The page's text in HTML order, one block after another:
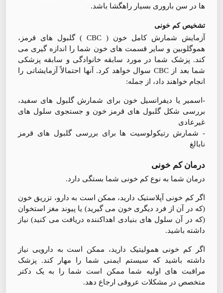
ها در سن باروری بسيار راهگشا باشد.
تشخیص کم خونی
آزمایش شمارش کامل خون ( CBC ) گلبول های قرمز،
هموگلوبین و سایر قسمت های خون شما را اندازه گیری می
کند. پزشک شما در مورد سابقه خانوادگی و سابقه پزشکی
شما بعد از CBC سوال خواهد کرد. آنها احتمالاً آزمایشاتی را
انجام خواهند داد، از جمله:
-اسمیر یا دیفرانسیل خون برای شمارش گلبول های سفید،
بررسی شکل گلبول های قرمز خون و جستجوی سلول های
غیرعادی
- شمارش رتیکولوسیت ها برای بررسی گلبول های قرمز
نابالغ
درمان کم خونی
درمان شما به نوع کم خونی شما بستگی دارد.
اگر کم خونی آپلاستیک دارید، ممکن است به دارو، تزریق خون
(که در آن از فرد دیگری خون می گیرید) یا پیوند مغز استخوان
(که در آن سلول های بنیادی اهداکننده دریافت می کنید) نیاز
داشته باشید.
اگر کم خونی همولیتیک دارید، ممکن است به دارویی نیاز
داشته باشید که سیستم ایمنی شما را مهار کند. پزشک
مراقبت های اولیه شما ممکن است شما را به یک دکتر
متخصص در مشکلات عروقی ارجاع دهد.